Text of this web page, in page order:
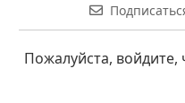
Пожалуйста,